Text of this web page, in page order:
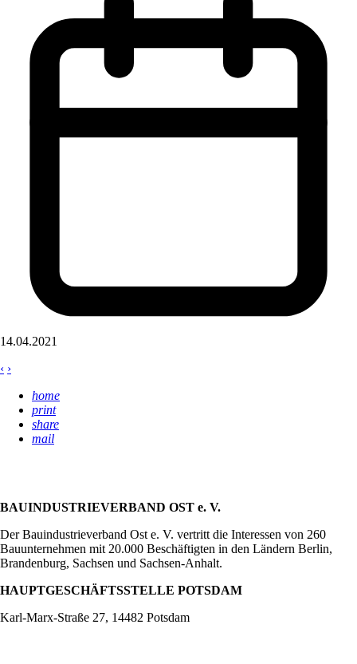
14.04.2021
‹ ›
home
print
share
mail
BAUINDUSTRIEVERBAND OST e. V.
Der Bauindustrieverband Ost e. V. vertritt die Interessen von 260
Bauunternehmen mit 20.000 Beschäftigten in den Ländern Berlin,
Brandenburg, Sachsen und Sachsen-Anhalt.
HAUPTGESCHÄFTSSTELLE POTSDAM
Karl-Marx-Straße 27, 14482 Potsdam